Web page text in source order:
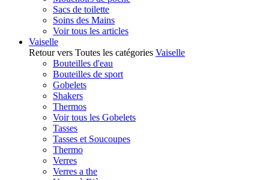
Sacs de toilette
Soins des Mains
Voir tous les articles
Vaiselle
Retour vers Toutes les catégories Vaiselle
Bouteilles d'eau
Bouteilles de sport
Gobelets
Shakers
Thermos
Voir tous les Gobelets
Tasses
Tasses et Soucoupes
Thermo
Verres
Verres a the